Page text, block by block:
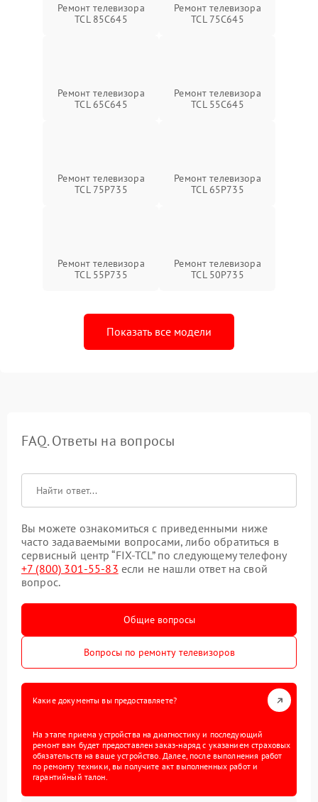
Ремонт телевизора
TCL 85C645
Ремонт телевизора
TCL 75C645
Ремонт телевизора
TCL 65C645
Ремонт телевизора
TCL 55C645
Ремонт телевизора
TCL 75P735
Ремонт телевизора
TCL 65P735
Ремонт телевизора
TCL 55P735
Ремонт телевизора
TCL 50P735
Показать все модели
FAQ. Ответы на вопросы
Вы можете ознакомиться с приведенными ниже
часто задаваемыми вопросами, либо обратиться в
сервисный центр “FIX-TCL” по следующему телефону
+7 (800) 301-55-83 если не нашли ответ на свой
вопрос.
Общие вопросы
Вопросы по ремонту телевизоров
Какие документы вы предоставляете?
На этапе приема устройства на диагностику и последующий
ремонт вам будет предоставлен заказ-наряд с указанием страховых
обязательств на ваше устройство. Далее, после выполнения работ
по ремонту техники, вы получите акт выполненных работ и
гарантийный талон.